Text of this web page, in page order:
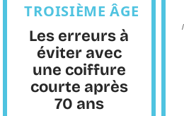
TROISIÈME ÂGE
Les erreurs à
éviter avec
une coiffure
courte après
70 ans